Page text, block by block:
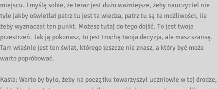
miejscu. I myślę sobie, że teraz jest dużo ważniejsze, żeby nauczyciel nie
tyle jakby oświetlał patrz tu jest ta wiedza, patrz tu są te możliwości, ile
żeby wyznaczał ten punkt. Możesz tutaj do tego dojść. To jest twoja
przestrzeń. Jak ją pokonasz, to jest trochę twoja decyzja, ale masz szansę.
Tam właśnie jest ten świat, którego jeszcze nie znasz, a który być może
warto popróbować.
Kasia: Warto by było, żeby na początku towarzyszył uczniowie w tej drodze,